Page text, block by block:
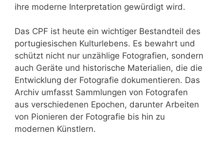
ihre moderne Interpretation gewürdigt wird.
Das CPF ist heute ein wichtiger Bestandteil des
portugiesischen Kulturlebens. Es bewahrt und
schützt nicht nur unzählige Fotografien, sondern
auch Geräte und historische Materialien, die die
Entwicklung der Fotografie dokumentieren. Das
Archiv umfasst Sammlungen von Fotografen
aus verschiedenen Epochen, darunter Arbeiten
von Pionieren der Fotografie bis hin zu
modernen Künstlern.